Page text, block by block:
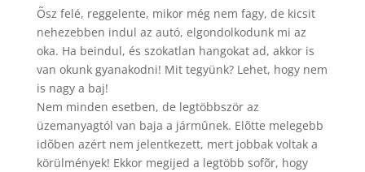
Õsz felé, reggelente, mikor még nem fagy, de kicsit
nehezebben indul az autó, elgondolkodunk mi az
oka. Ha beindul, és szokatlan hangokat ad, akkor is
van okunk gyanakodni! Mit tegyünk? Lehet, hogy nem
is nagy a baj!
Nem minden esetben, de legtöbbször az
üzemanyagtól van baja a jármûnek. Elõtte melegebb
idõben azért nem jelentkezett, mert jobbak voltak a
körülmények! Ekkor megijed a legtöbb sofõr, hogy